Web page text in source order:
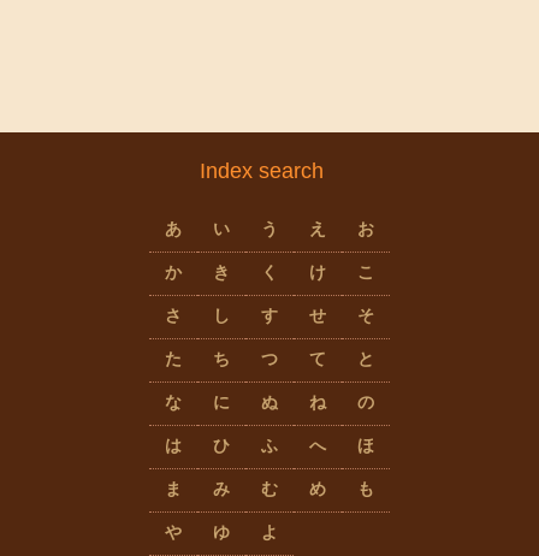
Index search
あ い う え お
か き く け こ
さ し す せ そ
た ち つ て と
な に ぬ ね の
は ひ ふ へ ほ
ま み む め も
や ゆ よ